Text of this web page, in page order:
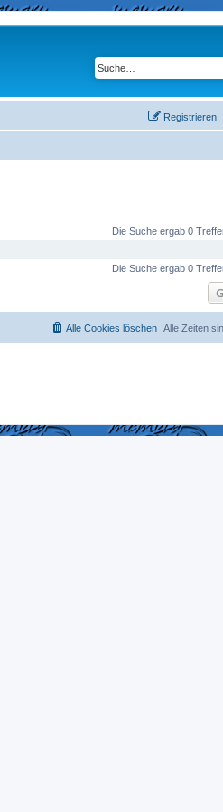
Registrieren
Die Suche ergab 0
Die Suche ergab 0
Alle Zeiten
Alle Cookies löschen